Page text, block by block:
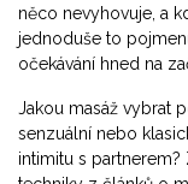
něco nevyhovuje, a
jednoduše to
očekávání hned na
Jakou masáž vybrat
senzuální nebo
intimitu s